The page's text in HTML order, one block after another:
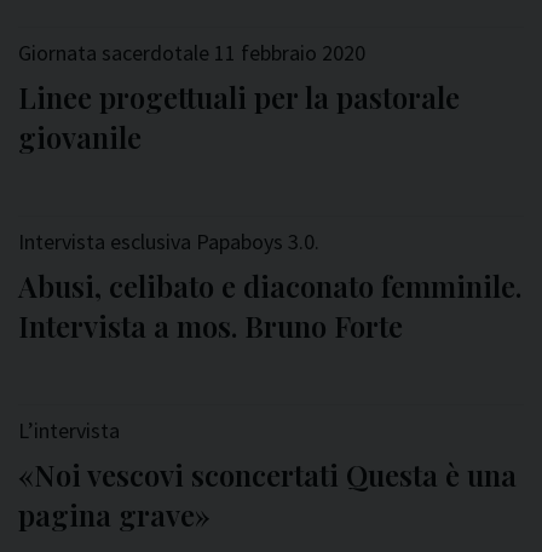
Giornata sacerdotale 11 febbraio 2020
Linee progettuali per la pastorale
giovanile
Intervista esclusiva Papaboys 3.0.
Abusi, celibato e diaconato femminile.
Intervista a mos. Bruno Forte
L’intervista
«Noi vescovi sconcertati Questa è una
pagina grave»